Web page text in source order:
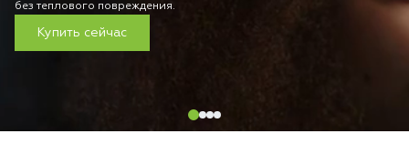
без теплового повреждения.
Купить сейчас